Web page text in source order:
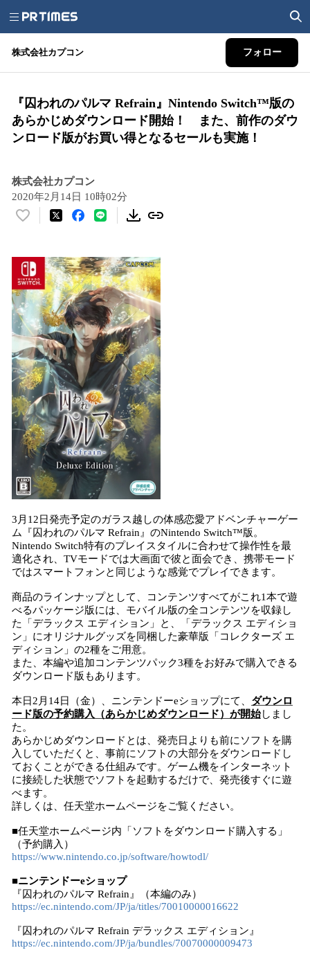
株式会社カプコン フォロー
『囚われのパルマ Refrain』Nintendo Switch™版の
あらかじめダウンロード開始！ また、前作のダウ
ンロード版がお買い得となるセールも実施！
株式会社カプコン
2020年2月14日 10時02分
い
！
数
を
読
み
込
み
中
で
す
3月12日発売予定のガラス越しの体感恋愛アドベンチャーゲー
ム『囚われのパルマ Refrain』のNintendo Switch™版。
Nintendo Switch特有のプレイスタイルに合わせて操作性を最
適化され、TVモードでは大画面で彼と面会でき、携帯モード
ではスマートフォンと同じような感覚でプレイできます。
商品のラインナップとして、コンテンツすべてがこれ1本で遊
べるパッケージ版には、モバイル版の全コンテンツを収録し
た「デラックス エディション」と、「デラックス エディショ
ン」にオリジナルグッズを同梱した豪華版「コレクターズ エ
ディション」の2種をご用意。
また、本編や追加コンテンツパック3種をお好みで購入できる
ダウンロード版もあります。
本日2月14日（金）、ニンテンドーeショップにて、 ダウンロ
ード版の予約購入（あらかじめダウンロード）が開始しまし
た。
あらかじめダウンロードとは、発売日よりも前にソフトを購
入していただくと、事前にソフトの大部分をダウンロードし
ておくことができる仕組みです。ゲーム機をインターネット
に接続した状態でソフトを起動するだけで、発売後すぐに遊
べます。
詳しくは、任天堂ホームページをご覧ください。
■任天堂ホームページ内「ソフトをダウンロード購入する」
（予約購入）
https://www.nintendo.co.jp/software/howtodl/
■ニンテンドーeショップ
『囚われのパルマ Refrain』（本編のみ）
https://ec.nintendo.com/JP/ja/titles/70010000016622
『囚われのパルマ Refrain デラックス エディション』
https://ec.nintendo.com/JP/ja/bundles/70070000009473